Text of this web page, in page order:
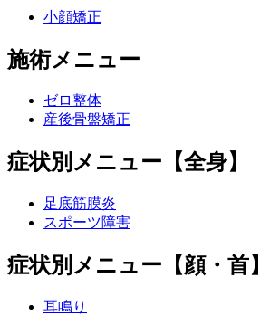
小顔矯正
施術メニュー
ゼロ整体
産後骨盤矯正
症状別メニュー【全身】
足底筋膜炎
スポーツ障害
症状別メニュー【顔・首】
耳鳴り